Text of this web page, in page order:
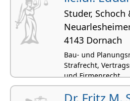
Studer,
4143 Dornach
Bau- und
Strafrecht,
und Firmenrecht